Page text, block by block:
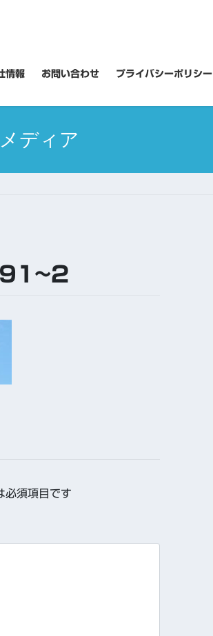
情報 お問い合わせ プライバシーポリシー
メディア
必須項目です